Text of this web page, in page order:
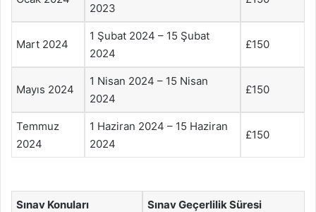
2023
Mart 2024
1 Şubat 2024 – 15 Şubat
2024
£150
Mayıs 2024
1 Nisan 2024 – 15 Nisan
2024
£150
Temmuz
2024
1 Haziran 2024 – 15 Haziran
2024
£150
Sınav Konuları Sınav Geçerlilik Süresi